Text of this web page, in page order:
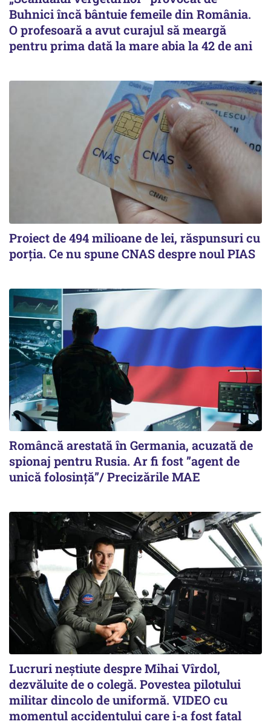
Buhnici încă bântuie femeile din România.
O profesoară a avut curajul să meargă
pentru prima dată la mare abia la 42 de ani
Proiect de 494 milioane de lei, răspunsuri cu
porția. Ce nu spune CNAS despre noul PIAS
Româncă arestată în Germania, acuzată de
spionaj pentru Rusia. Ar fi fost ”agent de
unică folosință”/ Precizările MAE
Lucruri neștiute despre Mihai Vîrdol,
dezvăluite de o colegă. Povestea pilotului
militar dincolo de uniformă. VIDEO cu
momentul accidentului care i-a fost fatal